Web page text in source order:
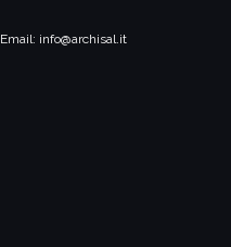
Email: info@archisal.it